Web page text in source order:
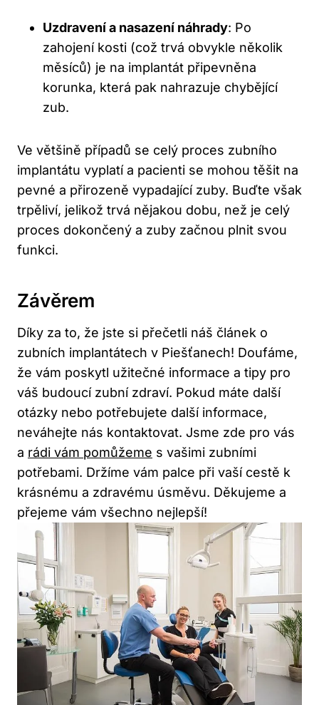
Uzdravení a nasazení náhrady: Po
zahojení kosti (což trvá obvykle několik
měsíců) je na implantát připevněna
korunka, která pak nahrazuje chybějící
zub.
Ve většině případů se celý proces zubního
implantátu vyplatí a pacienti se mohou těšit na
pevné a přirozeně vypadající zuby. Buďte však
trpěliví, jelikož trvá nějakou dobu, než je celý
proces dokončený a zuby začnou plnit svou
funkci.
Závěrem
Díky za to, že jste si přečetli náš článek o
zubních implantátech v Piešťanech! Doufáme,
že vám poskytl užitečné informace a tipy pro
váš budoucí zubní zdraví. Pokud máte další
otázky nebo potřebujete další informace,
neváhejte nás kontaktovat. Jsme zde pro vás
a rádi vám pomůžeme s vašimi zubními
potřebami. Držíme vám palce při vaší cestě k
krásnému a zdravému úsměvu. Děkujeme a
přejeme vám všechno nejlepší!